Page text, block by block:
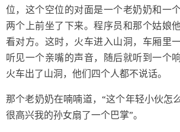
位，这个空位的对面是一个老奶奶和一
两个上前坐了下来。程序员和那个姑娘
看对方。这时，火车进入山洞，车厢里
听见一个亲嘴的声音，随后就听到一个
火车出了山洞，他们四个人都不说话。
那个老奶奶在喃喃道，“这个年轻小伙怎
很高兴我的孙女扇了一个巴掌”。